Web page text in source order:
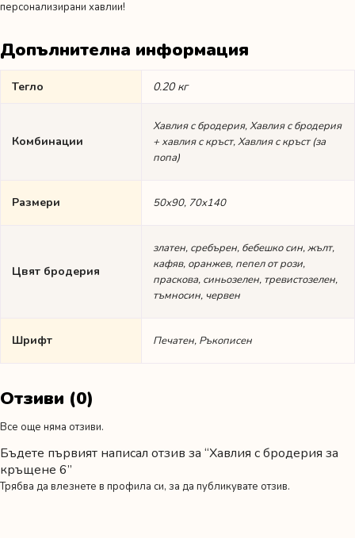
персонализирани хавлии!
Допълнителна информация
Тегло 0.20 кг
Комбинации
Хавлия с бродерия, Хавлия с бродерия
+ хавлия с кръст, Хавлия с кръст (за
попа)
Размери 50х90, 70х140
Цвят бродерия
златен, сребърен, бебешко син, жълт,
кафяв, оранжев, пепел от рози,
праскова, синьозелен, тревистозелен,
тъмносин, червен
Шрифт Печатен, Ръкописен
Отзиви (0)
Все още няма отзиви.
Бъдете първият написал отзив за “Хавлия с бродерия за
кръщене 6”
Трябва да влезнете в профила си, за да публикувате отзив.